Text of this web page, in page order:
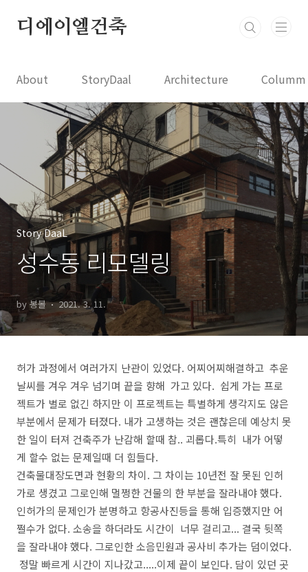
디에이엘건축
About StoryDaal Architecture Columm
Story DaaL
성수동 리모델링
by 봉볼 2021. 3. 11.
허가 과정에서 여러가지 난관이 있었다. 어찌어찌해결하고 추운
날씨를 겨우 겨우 넘기며 끝을 향해 가고 있다. 쉽게 가는 프로
젝트가 별로 없긴 하지만 이 프로젝트는 특별하게 생각지도 않은
부분에서 문제가 터졌다. 내가 고생하는 것은 괜찮은데 예상치 못
한 일이 터져 건축주가 난감해 할때 참.. 괴롭다.특히 내가 어떻
게 할수 없는 문제일때 더 힘들다.
건축물대장도면과 현황의 차이. 그 차이는 10년전 잘 못된 인허
가로 생겼고 그로인해 멀쩡한 건물의 한 부분을 잘라내야 했다.
인허가의 문제인가 분명하고 항공사진등을 통해 입증했지만 어
쩔수가 없다. 소송을 하더라도 시간이 너무 걸리고... 결국 뒷쪽
을 잘라내야 했다. 그로인한 소음민원과 공사비 추가는 덤이었다.
정말 빠르게 시간이 지나갔고.....이제 끝이 보인다. 담이 있던 곳